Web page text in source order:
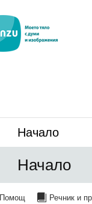
Hачало
Hачало
Помощ Речник и